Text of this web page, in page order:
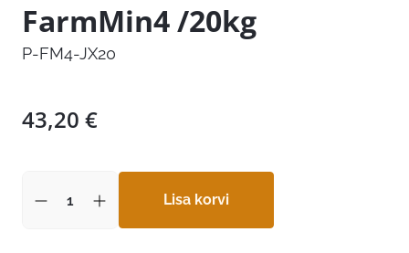
FarmMin4 /20kg
P-FM4-JX20
43,20 €
Lisa korvi